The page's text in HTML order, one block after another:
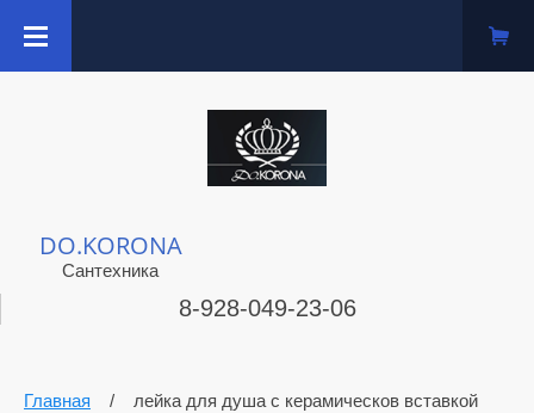
DO.KORONA
Сантехника
8-928-049-23-06
Главная / лейка для душа с керамическов вставкой